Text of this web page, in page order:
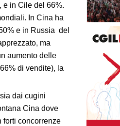
e in Cile del 66%.
In Cina ha
e in Russia del
ma
aumento delle
di vendite), la
dai cugini
Cina dove
forti concorrenze